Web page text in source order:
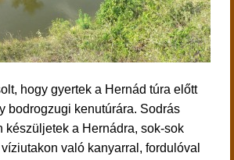
hogy gyertek a Hernád túra előtt
bodrogzugi kenutúrára. Sodrás
készüljetek a Hernádra, sok-sok
való kanyarral, fordulóval